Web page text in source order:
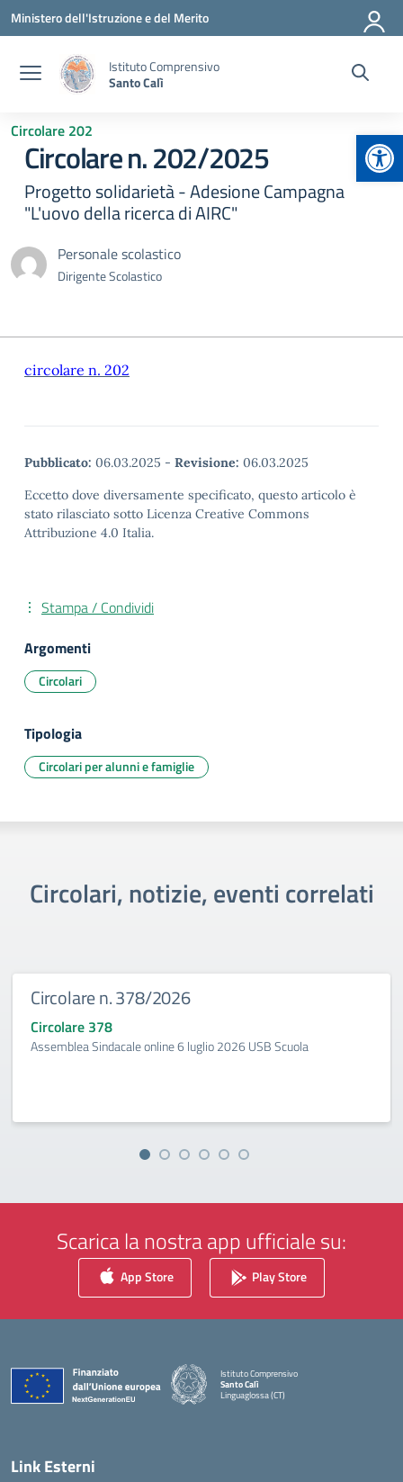
Vai ai contenuti
Vai al menu di navigazione
Vai al footer
Ministero dell'Istruzione e del Merito
Istituto Comprensivo
Santo Calì
Circolare 202
Circolare n. 202/2025
Progetto solidarietà - Adesione Campagna
"L'uovo della ricerca di AIRC"
Personale scolastico
Dirigente Scolastico
circolare n. 202
Pubblicato: 06.03.2025 - Revisione: 06.03.2025
Eccetto dove diversamente specificato, questo articolo è
stato rilasciato sotto Licenza Creative Commons
Attribuzione 4.0 Italia.
Stampa / Condividi
Argomenti
Circolari
Tipologia
Circolari per alunni e famiglie
Circolari, notizie, eventi correlati
Circolare n. 378/2026
Circolare 378
Assemblea Sindacale online 6 luglio 2026 USB Scuola
Scarica la nostra app ufficiale su:
App Store Play Store
Istituto Comprensivo
Santo Calì
Linguaglossa (CT)
— Visita la pagina iniziale della scuola
Link Esterni